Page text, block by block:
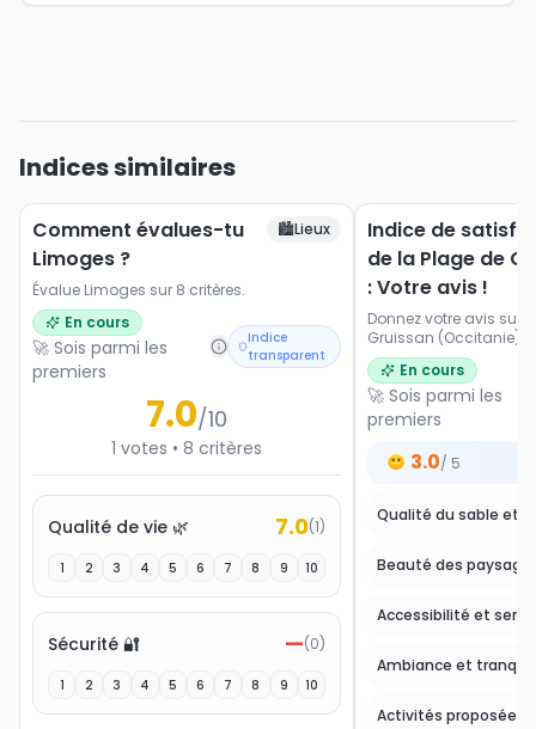
Indices similaires
Comment évalues-tu
Limoges ?
🏙️Lieux
Évalue Limoges sur 8 critères.
En cours
🚀 Sois parmi les
premiers
Indice
transparent
7.0/10
1 votes • 8 critères
Qualité de vie 🌿 7.0(1)
1 2 3 4 5 6 7 8 9 10
Sécurité 🔐 —(0)
1 2 3 4 5 6 7 8 9 10
Indice de
de la Plage de
: Votre avis !
Donnez votre avis sur
Gruissan (Occitanie).
les paysages,
et les activités
En cours
🚀 Sois parmi les
premiers
3.0/ 5
Beauté des
Accessibilité et
Ambiance et